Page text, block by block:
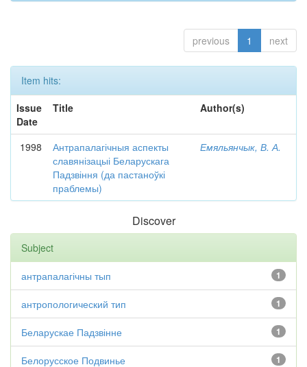
previous 1 next
Item hits:
Issue
Date
Title Author(s)
1998
Антрапалагічныя аспекты
славянізацыі Беларускага
Падзвіння (да пастаноўкі
праблемы)
Емяльянчык, В. А.
Discover
Subject
1
антрапалагічны тып
1
антропологический тип
1
Беларускае Падзвінне
1
Белорусское Подвинье